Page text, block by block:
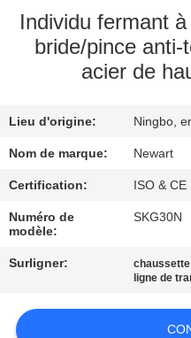
VISITE
L'USINE
CONTRÔLE
DE
LA
QUALITÉ
NOUS
CONTACTER
Individu fermant
bride/pince
acier de
Lieu d'origine: Ningbo,
Nom de marque: Newart
Certification: ISO & CE
Numéro de
modèle:
SKG30N
Surligner:
ligne de